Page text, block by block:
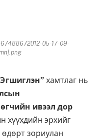
05-17-09-
хамтлаг нь
ивээл дор
хүүхдийн эрхийг
өдөрт зориулан